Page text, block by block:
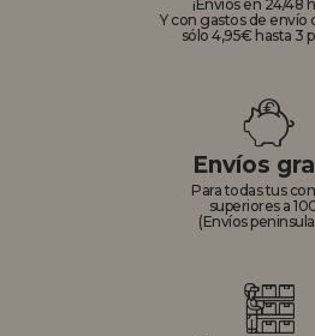
¡Envíos en 24/48
Y con gastos de envío
sólo 4,95€ hasta 3
Envíos
Para todas tus
superiores a
(Envíos